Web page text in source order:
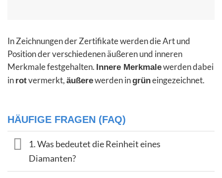
In Zeichnungen der Zertifikate werden die Art und
Position der verschiedenen äußeren und inneren
Merkmale festgehalten. Innere Merkmalewerden dabei
in rotvermerkt, äußerewerden ingrüneingezeichnet.
HÄUFIGE FRAGEN (FAQ)
1. Was bedeutet die Reinheit eines
Diamanten?